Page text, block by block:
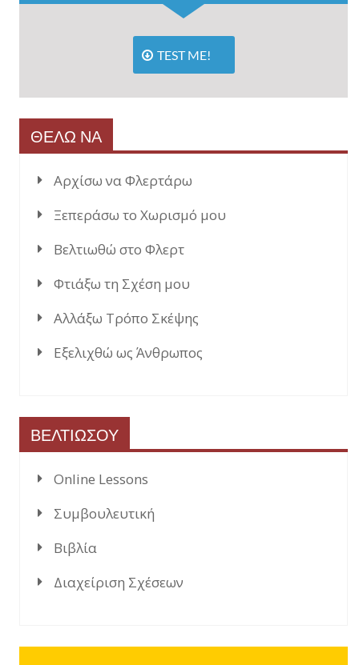
TEST ME!
ΘΕΛΩ ΝΑ
Αρχίσω να Φλερτάρω
Ξεπεράσω το Χωρισμό μου
Βελτιωθώ στο Φλερτ
Φτιάξω τη Σχέση μου
Αλλάξω Τρόπο Σκέψης
Εξελιχθώ ως Άνθρωπος
ΒΕΛΤΙΩΣΟΥ
Online Lessons
Συμβουλευτική
Βιβλία
Διαχείριση Σχέσεων